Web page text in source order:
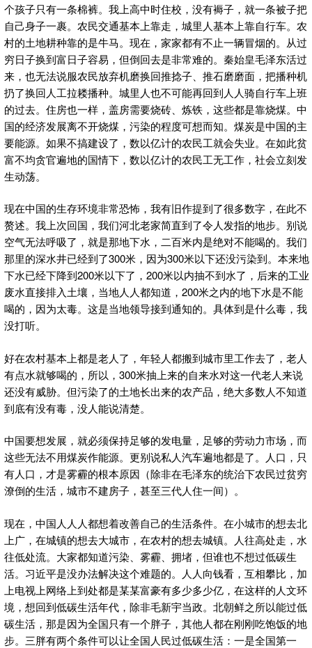
个孩子只有一条棉裤。我上高中时住校，没有褥子，就一条被子把
自己身子一裹。农民交通基本上靠走，城里人基本上靠自行车。农
村的土地耕种靠的是牛马。现在，家家都有不止一辆冒烟的。从过
穷日子换到富日子容易，但倒回去是非常难的。秦始皇毛泽东活过
来，也无法说服农民放弃机磨换回推捻子、推石磨磨面，把播种机
扔了换回人工拉耧播种。城里人也不可能再回到人人骑自行车上班
的过去。住房也一样，盖房需要烧砖、炼铁，这些都是靠烧煤。中
国的经济发展离不开烧煤，污染的程度可想而知。煤炭是中国的主
要能源。如果不搞建设了，数以亿计的农民工就会失业。在如此贫
富不均贪官遍地的国情下，数以亿计的农民工无工作，社会立刻发
生动荡。
现在中国的生存环境非常恐怖，我有旧作提到了很多数字，在此不
赘述。我上次回国，我们河北老家简直到了令人发指的地步。别说
空气无法呼吸了，就是那地下水，二百米内是绝对不能喝的。我们
那里的深水井已经到了300米，因为300米以下还没污染到。本来地
下水已经下降到200米以下了，200米以内抽不到水了，后来的工业
废水直接排入土壤，当地人人都知道，200米之内的地下水是不能
喝的，因为太毒。这是当地领导接到通知的。具体到是什么毒，我
没打听。
好在农村基本上都是老人了，年轻人都搬到城市里工作去了，老人
有点水就够喝的，所以，300米抽上来的自来水对这一代老人来说
还没有威胁。但污染了的土地长出来的农产品，绝大多数人不知道
到底有没有毒，没人能说清楚。
中国要想发展，就必须保持足够的发电量，足够的劳动力市场，而
这些无法不用煤炭作能源。更别说私人汽车遍地都是了。人口，只
有人口，才是雾霾的根本原因（除非在毛泽东的统治下农民过贫穷
潦倒的生活，城市不建房子，甚至三代人住一间）。
现在，中国人人人都想着改善自己的生活条件。在小城市的想去北
上广，在城镇的想去大城市，在农村的想去城镇。人往高处走，水
往低处流。大家都知道污染、雾霾、拥堵，但谁也不想过低碳生
活。习近平是没办法解决这个难题的。人人向钱看，互相攀比，加
上电视上网络上到处都是某某富豪有多少多少亿，在这样的人文环
境，想回到低碳生活年代，除非毛新宇当政。北朝鲜之所以能过低
碳生活，那是因为全国只有一个胖子，其他人都在刚刚吃饱饭的地
步。三胖有两个条件可以让全国人民过低碳生活：一是全国第一